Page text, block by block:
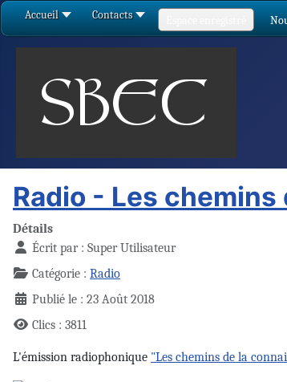
Accueil Contacts
Radio - Les
Détails
Écrit par : Super Utilisateur
Catégorie : Radio
Publié le : 23 Août 2018
Clics : 3811
L'émission radiophonique "Les chemins de la